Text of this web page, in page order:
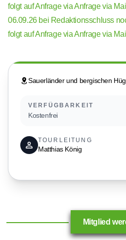
folgt auf Anfrage via Anfrage via Mail
06.09.26 bei Redaktionsschluss
folgt auf Anfrage via Anfrage via Mail
Sauerländer und bergischen
VERFÜGBARKEIT
Kostenfrei
TOURLEITUNG
Matthias König
Mitglied